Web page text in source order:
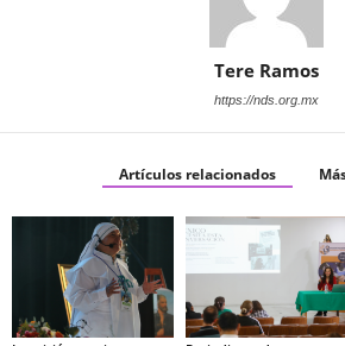
Tere Ramos
https://nds.org.mx
Artículos relacionados